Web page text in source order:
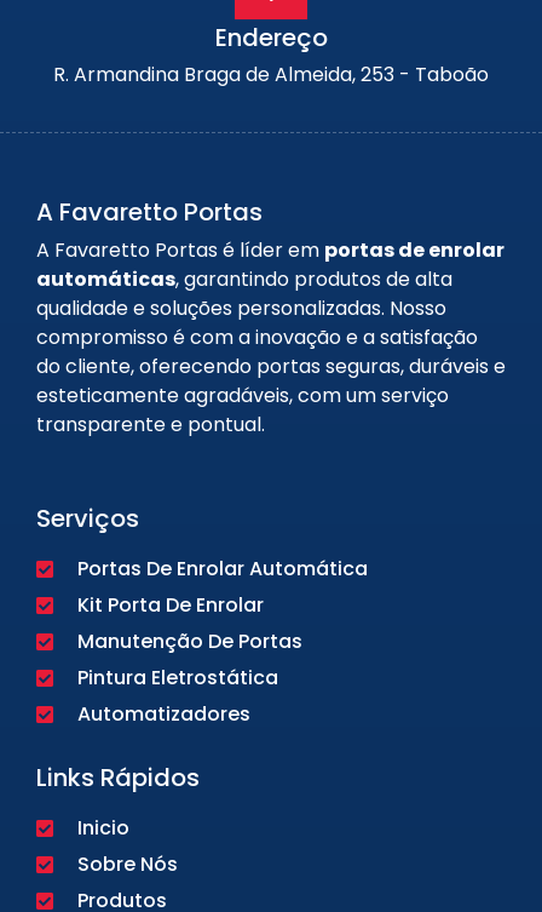
Endereço
R. Armandina Braga de Almeida, 253 - Taboão
A Favaretto Portas
A Favaretto Portas é líder em portas de enrolar
automáticas, garantindo produtos de alta
qualidade e soluções personalizadas. Nosso
compromisso é com a inovação e a satisfação
do cliente, oferecendo portas seguras, duráveis e
esteticamente agradáveis, com um serviço
transparente e pontual.
Serviços
Portas De Enrolar Automática
Kit Porta De Enrolar
Manutenção De Portas
Pintura Eletrostática
Automatizadores
Links Rápidos
Inicio
Sobre Nós
Produtos